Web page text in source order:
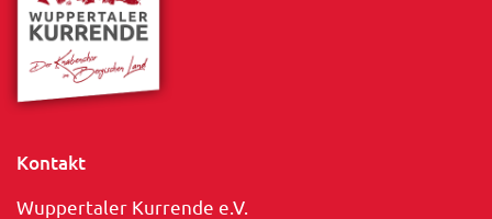
Kontakt
Wuppertaler Kurrende e.V.